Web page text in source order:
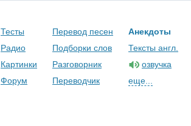
Тесты
Радио
Картинки
Форум
Перевод песен
Подборки слов
Разговорник
Переводчик
Анекдоты
Тексты англ.
озвучка
еще...